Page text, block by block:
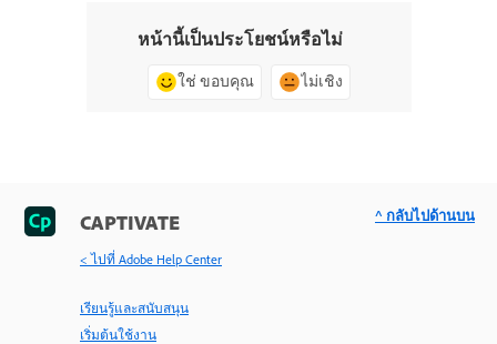
หน้านี้เป็นประโยชน์หรือไม่
ใช่ ขอบคุณ ไม่เชิง
CAPTIVATE
< ไปที่ Adobe Help Center
เรียนรู้และสนับสนุน
เริ่มต้นใช้งาน
^ กลับไปด้านบน